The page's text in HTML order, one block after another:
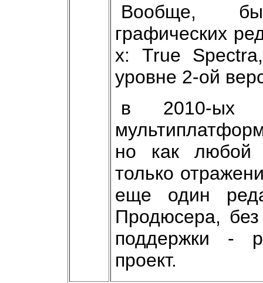
Вообще,
графических
х: True
уровне 2-ой
в 2010-ых
но как любой
только
еще один
Продюсера,
поддержки -
проект.